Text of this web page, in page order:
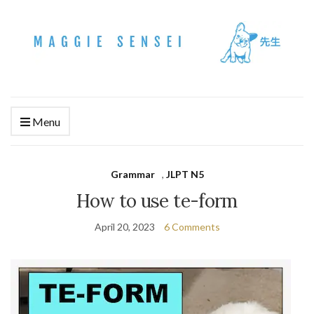
Menu
Grammar , JLPT N5
How to use te-form
April 20, 2023 6 Comments